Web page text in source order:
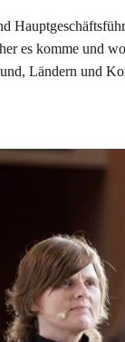
es komme und
Ländern und